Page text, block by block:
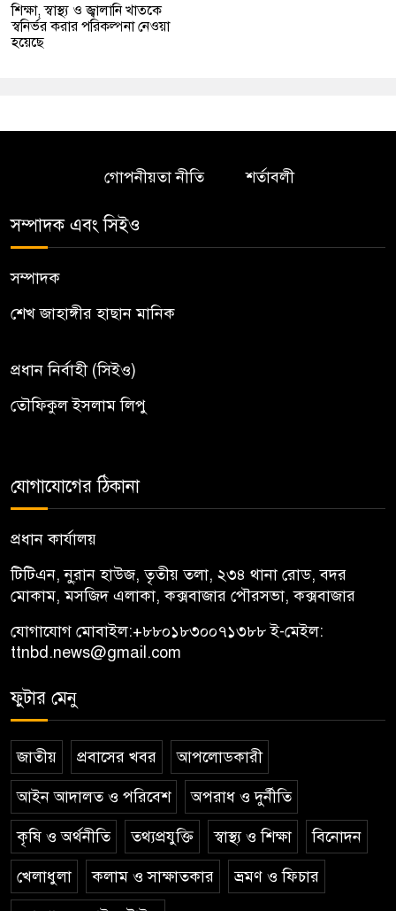
শিক্ষা, স্বাস্থ্য ও জ্বালানি খাতকে
স্বনির্ভর করার পরিকল্পনা নেওয়া
হয়েছে
গোপনীয়তা নীতি শর্তাবলী
সম্পাদক এবং সিইও
সম্পাদক
শেখ জাহাঙ্গীর হাছান মানিক
প্রধান নির্বাহী (সিইও)
তৌফিকুল ইসলাম লিপু
যোগাযোগের ঠিকানা
প্রধান কার্যালয়
টিটিএন, নু্রান হাউজ, তৃতীয় তলা, ২৩৪ থানা রোড, বদর
মোকাম, মসজিদ এলাকা, কক্সবাজার পৌরসভা, কক্সবাজার
যোগাযোগ মোবাইল:+৮৮০১৮৩০০৭১৩৮৮ই-মেইল:
ttnbd.news@gmail.com
ফুটার মেনু
জাতীয় প্রবাসের খবর আপলোডকারী
আইন আদালত ও পরিবেশ অপরাধ ও দুর্নীতি
কৃষি ও অর্থনীতি তথ্যপ্রযুক্তি স্বাস্থ্য ও শিক্ষা বিনোদন
খেলাধুলা কলাম ও সাক্ষাতকার ভ্রমণ ও ফিচার